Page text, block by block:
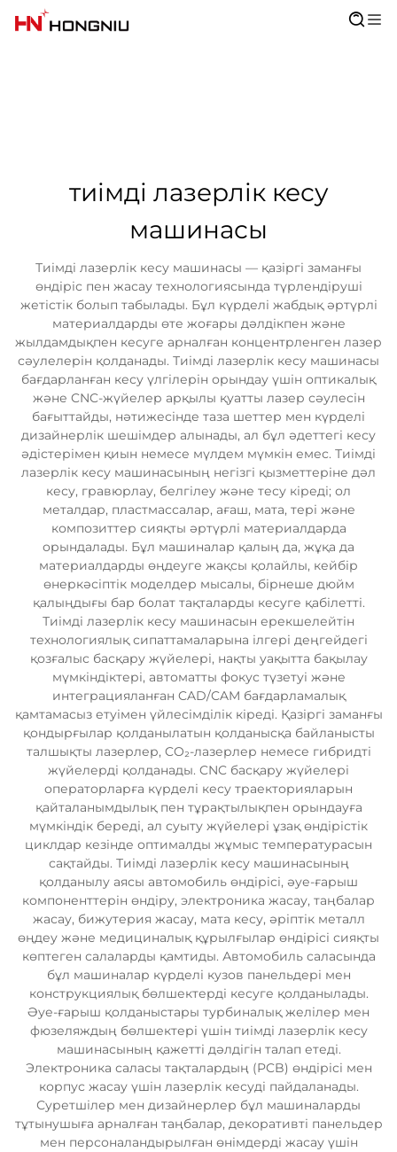
тиімді лазерлік кесу
машинасы
Тиімді лазерлік кесу машинасы — қазіргі заманғы
өндіріс пен жасау технологиясында түрлендіруші
жетістік болып табылады. Бұл күрделі жабдық әртүрлі
материалдарды өте жоғары дәлдікпен және
жылдамдықпен кесуге арналған концентрленген лазер
сәулелерін қолданады. Тиімді лазерлік кесу машинасы
бағдарланған кесу үлгілерін орындау үшін оптикалық
және CNC-жүйелер арқылы қуатты лазер сәулесін
бағыттайды, нәтижесінде таза шеттер мен күрделі
дизайнерлік шешімдер алынады, ал бұл әдеттегі кесу
әдістерімен қиын немесе мүлдем мүмкін емес. Тиімді
лазерлік кесу машинасының негізгі қызметтеріне дәл
кесу, гравюрлау, белгілеу және тесу кіреді; ол
металдар, пластмассалар, ағаш, мата, тері және
композиттер сияқты әртүрлі материалдарда
орындалады. Бұл машиналар қалың да, жұқа да
материалдарды өңдеуге жақсы қолайлы, кейбір
өнеркәсіптік моделдер мысалы, бірнеше дюйм
қалыңдығы бар болат тақталарды кесуге қабілетті.
Тиімді лазерлік кесу машинасын ерекшелейтін
технологиялық сипаттамаларына ілгері деңгейдегі
қозғалыс басқару жүйелері, нақты уақытта бақылау
мүмкіндіктері, автоматты фокус түзетуі және
интеграцияланған CAD/CAM бағдарламалық
қамтамасыз етуімен үйлесімділік кіреді. Қазіргі заманғы
қондырғылар қолданылатын қолданысқа байланысты
талшықты лазерлер, CO₂-лазерлер немесе гибридті
жүйелерді қолданады. CNC басқару жүйелері
операторларға күрделі кесу траекторияларын
қайталанымдылық пен тұрақтылықпен орындауға
мүмкіндік береді, ал суыту жүйелері ұзақ өндірістік
циклдар кезінде оптималды жұмыс температурасын
сақтайды. Тиімді лазерлік кесу машинасының
қолданылу аясы автомобиль өндірісі, әуе-ғарыш
компоненттерін өндіру, электроника жасау, таңбалар
жасау, бижутерия жасау, мата кесу, әріптік металл
өңдеу және медициналық құрылғылар өндірісі сияқты
көптеген салаларды қамтиды. Автомобиль саласында
бұл машиналар күрделі кузов панельдері мен
конструкциялық бөлшектерді кесуге қолданылады.
Әуе-ғарыш қолданыстары турбиналық желілер мен
фюзеляждың бөлшектері үшін тиімді лазерлік кесу
машинасының қажетті дәлдігін талап етеді.
Электроника саласы тақталардың (PCB) өндірісі мен
корпус жасау үшін лазерлік кесуді пайдаланады.
Суретшілер мен дизайнерлер бұл машиналарды
тұтынушыға арналған таңбалар, декоративті панельдер
мен персоналандырылған өнімдерді жасау үшін